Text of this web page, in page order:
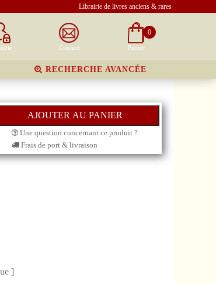
Librairie de livres anciens & rares
Contact
0
Panier
RECHERCHE AVANCÉE
Une question concernant ce produit ?
Frais de port & livraison
]